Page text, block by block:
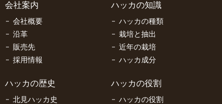
会社案内
会社概要
沿革
販売先
採用情報
ハッカの知識
ハッカの種類
栽培と抽出
近年の栽培
ハッカ成分
ハッカの歴史
北見ハッカ史
ハッカの役割
ハッカの役割